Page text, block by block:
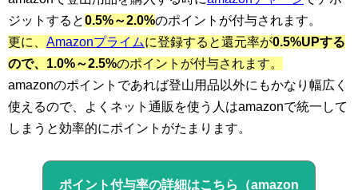
ジットすると0.5%～2.0%のポイントが付与されます。
更に、 Amazonプライムに登録すると還元率が0.5%UPする
ので、1.0%～2.5%のポイントが付与されます。
amazonのポイントであれば登山用品以外にもかなり幅広く
使えるので、よくネット通販を使う人はamazonで統一して
しまうと効率的にポイントがたまります。
ポイント付与率の詳細はこちら（amazon